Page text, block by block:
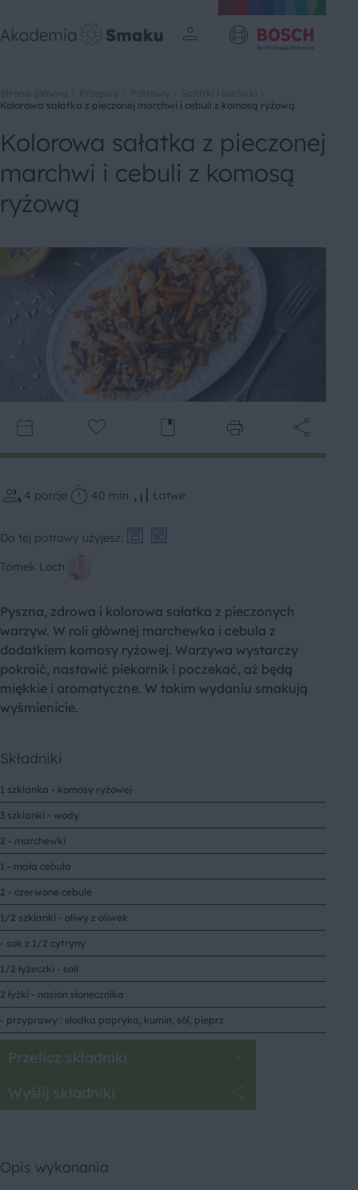
Kolorowa sałatka z pieczonej marchwi i cebuli z komosą ryżową
Kolorowa sałatka z pieczonej
marchwi i cebuli z komosą
ryżową
4 porcje 40 min Łatwe
Do tej potrawy użyjesz:
Tomek Lach
Pyszna, zdrowa i kolorowa sałatka z pieczonych
warzyw. W roli głównej marchewka i cebula z
dodatkiem komosy ryżowej. Warzywa wystarczy
pokroić, nastawić piekarnik i poczekać, aż będą
miękkie i aromatyczne. W takim wydaniu smakują
wyśmienicie.
Składniki
1 szklanka - komosy ryżowej
3 szklanki - wody
2 - marchewki
1 - mała cebula
2 - czerwone cebule
1/2 szklanki - oliwy z oliwek
- sok z 1/2 cytryny
1/2 łyżeczki - soli
2 łyżki - nasion słonecznika
- przyprawy : słodka papryka, kumin, sól, pieprz
Przelicz składniki
Wyślij składniki
Opis wykonania